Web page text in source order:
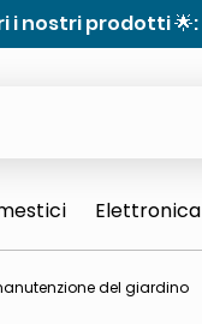
i nostri prodotti 🌟:
Elettronica
del giardino